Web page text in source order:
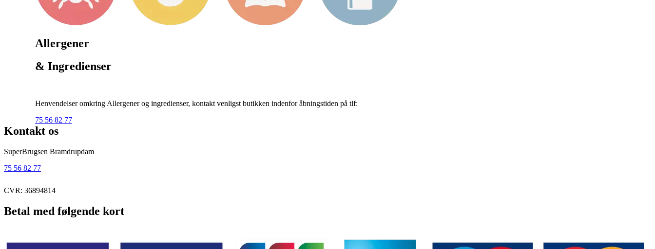
Allergener
& Ingredienser
Henvendelser omkring Allergener og ingredienser, kontakt venligst butikken indenfor åbningstiden på tlf:
75 56 82 77
Kontakt os
SuperBrugsen Bramdrupdam
75 56 82 77
CVR: 36894814
Betal med følgende kort